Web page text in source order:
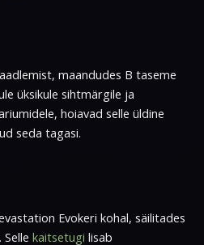
maandudes B taseme
üksikule sihtmärgile ja
hoiavad selle üldine
seda tagasi.
Evokeri kohal, säilitades
kaitsetugi lisab